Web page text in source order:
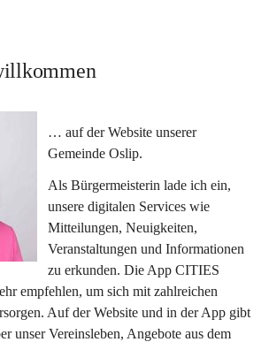
… auf der Website unserer
Gemeinde Oslip.
Als Bürgermeisterin lade ich ein,
unsere digitalen Services wie
Mitteilungen, Neuigkeiten,
Veranstaltungen und Informationen
zu erkunden. Die App CITIES
empfehlen, um sich mit zahlreichen
Auf der Website und in der App gibt
unser Vereinsleben, Angebote aus dem